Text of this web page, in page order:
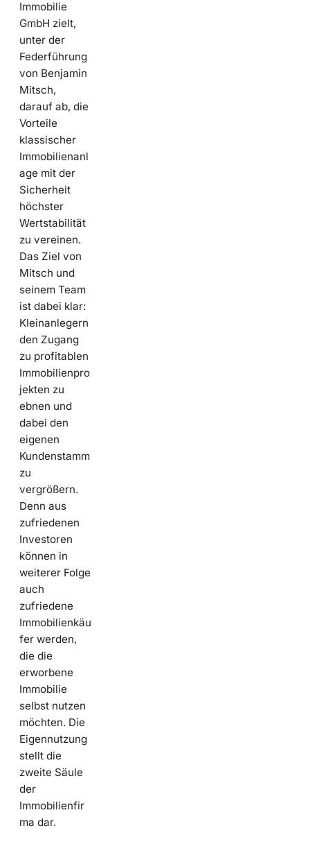
Immobilie
GmbH zielt,
unter der
Federführung
von Benjamin
Mitsch,
darauf ab, die
Vorteile
klassischer
Immobilienanl
age mit der
Sicherheit
höchster
Wertstabilität
zu vereinen.
Das Ziel von
Mitsch und
seinem Team
ist dabei klar:
Kleinanlegern
den Zugang
zu profitablen
Immobilienpro
jekten zu
ebnen und
dabei den
eigenen
Kundenstamm
zu
vergrößern.
Denn aus
zufriedenen
Investoren
können in
weiterer Folge
auch
zufriedene
Immobilienkäu
fer werden,
die die
erworbene
Immobilie
selbst nutzen
möchten. Die
Eigennutzung
stellt die
zweite Säule
der
Immobilienfir
ma dar.